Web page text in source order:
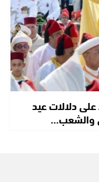
دلالات عيد
والشعب…